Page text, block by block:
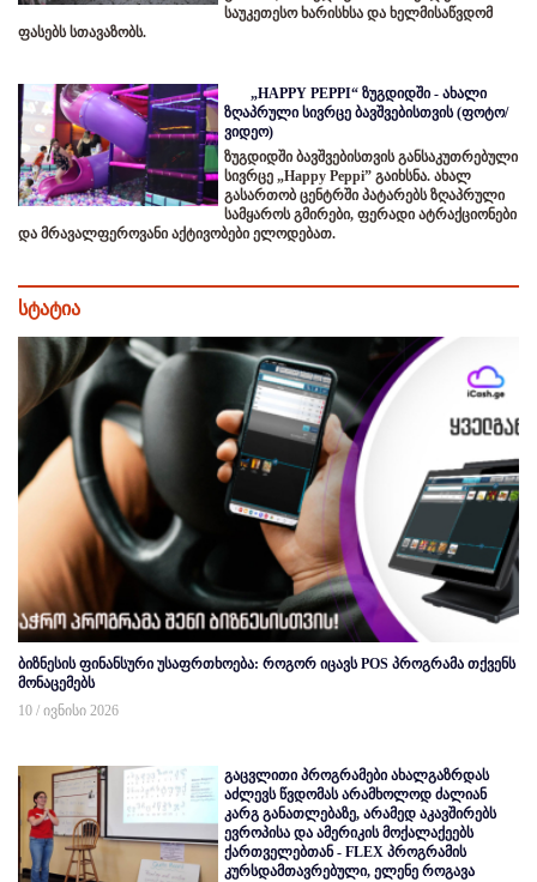
საუკეთესო ხარისხსა და ხელმისაწვდომ
ფასებს სთავაზობს.
„HAPPY PEPPI“ ზუგდიდში - ახალი
ზღაპრული სივრცე ბავშვებისთვის (ფოტო/
ვიდეო)
ზუგდიდში ბავშვებისთვის განსაკუთრებული
სივრცე „Happy Peppi” გაიხსნა. ახალ
გასართობ ცენტრში პატარებს ზღაპრული
სამყაროს გმირები, ფერადი ატრაქციონები
და მრავალფეროვანი აქტივობები ელოდებათ.
სტატია
ბიზნესის ფინანსური უსაფრთხოება: როგორ იცავს POS პროგრამა თქვენს
მონაცემებს
10 / ივნისი 2026
გაცვლითი პროგრამები ახალგაზრდას
აძლევს წვდომას არამხოლოდ ძალიან
კარგ განათლებაზე, არამედ აკავშირებს
ევროპისა და ამერიკის მოქალაქეებს
ქართველებთან - FLEX პროგრამის
კურსდამთავრებული, ელენე როგავა